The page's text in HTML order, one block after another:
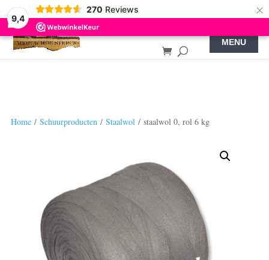
9,4
270 Reviews ×
Home/ Schuurproducten/ Staalwol/ staalwol 0, rol 6 kg